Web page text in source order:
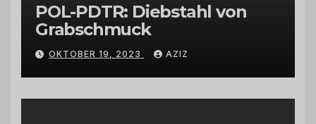
POL-PDTR: Diebstahl von
Grabschmuck
OKTOBER 19, 2023 AZIZ